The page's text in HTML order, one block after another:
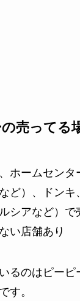
売ってる
ホームセンタ
ど）、ドンキ
シアなど）で
い店舗あり
るのはピーピ
す。